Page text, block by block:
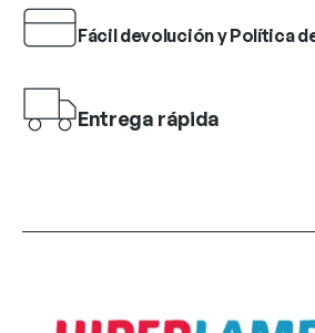
Fácil devolución y Política
Entrega rápida